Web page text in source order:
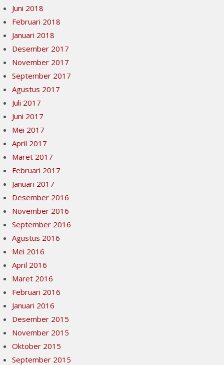
Juni 2018
Februari 2018
Januari 2018
Desember 2017
November 2017
September 2017
Agustus 2017
Juli 2017
Juni 2017
Mei 2017
April 2017
Maret 2017
Februari 2017
Januari 2017
Desember 2016
November 2016
September 2016
Agustus 2016
Mei 2016
April 2016
Maret 2016
Februari 2016
Januari 2016
Desember 2015
November 2015
Oktober 2015
September 2015